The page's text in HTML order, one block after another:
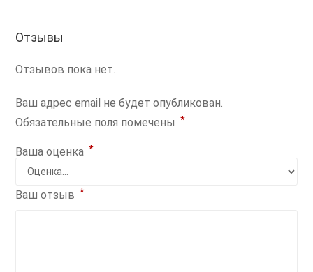
Отзывы
Отзывов пока нет.
Ваш адрес email не будет опубликован.
Обязательные поля помечены *
Ваша оценка *
Ваш отзыв *